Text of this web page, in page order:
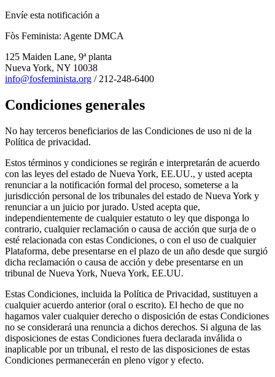
Envíe esta notificación a
Fòs Feminista: Agente DMCA
125 Maiden Lane, 9ª planta
Nueva York, NY 10038
info@fosfeminista.org / 212-248-6400
Condiciones generales
No hay terceros beneficiarios de las Condiciones de uso ni de la
Política de privacidad.
Estos términos y condiciones se regirán e interpretarán de acuerdo
con las leyes del estado de Nueva York, EE.UU., y usted acepta
renunciar a la notificación formal del proceso, someterse a la
jurisdicción personal de los tribunales del estado de Nueva York y
renunciar a un juicio por jurado. Usted acepta que,
independientemente de cualquier estatuto o ley que disponga lo
contrario, cualquier reclamación o causa de acción que surja de o
esté relacionada con estas Condiciones, o con el uso de cualquier
Plataforma, debe presentarse en el plazo de un año desde que surgió
dicha reclamación o causa de acción y debe presentarse en un
tribunal de Nueva York, Nueva York, EE.UU.
Estas Condiciones, incluida la Política de Privacidad, sustituyen a
cualquier acuerdo anterior (oral o escrito). El hecho de que no
hagamos valer cualquier derecho o disposición de estas Condiciones
no se considerará una renuncia a dichos derechos. Si alguna de las
disposiciones de estas Condiciones fuera declarada inválida o
inaplicable por un tribunal, el resto de las disposiciones de estas
Condiciones permanecerán en pleno vigor y efecto.